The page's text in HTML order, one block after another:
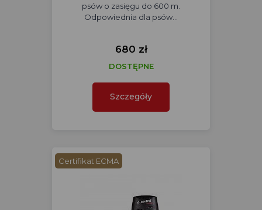
psów o zasięgu do 600 m.
Odpowiednia dla psów…
680 zł
DOSTĘPNE
Szczegóły
Certifikat ECMA